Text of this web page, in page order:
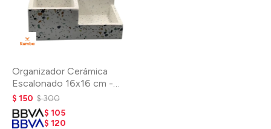
Organizador Cerámica
Escalonado 16x16 cm -
Terrazo
$ 150 $300
$ 105
$ 120